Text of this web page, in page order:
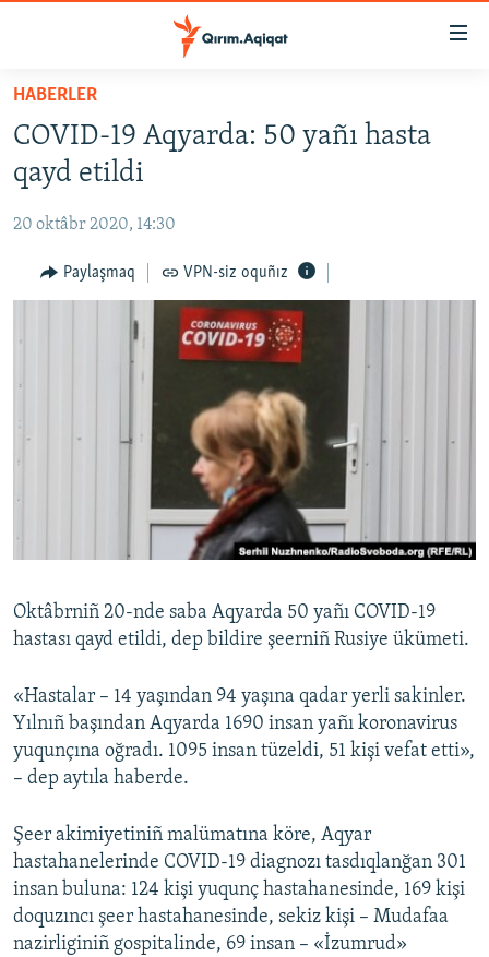
Esas
qaytmaq
Baş
navigatsiyağa
qaytmaq
qaytmaq
SİYASET
İQTİSADİYAT
CEMİYET
MEDENİYET
SÜRET
BLOGLAR
Українською
RFE/RS bütün saytları
HABERLER
COVID-19 Aqyarda: 50 yañı hasta
qayd etildi
20 oktâbr 2020, 14:30
Paylaşmaq VPN-siz oquñız
Oktâbrniñ 20-nde saba Aqyarda 50 yañı COVID-19
hastası qayd etildi, dep bildire şeerniñ Rusiye ükümeti.
«Hastalar – 14 yaşından 94 yaşına qadar yerli sakinler.
Yılnıñ başından Aqyarda 1690 insan yañı koronavirus
yuqunçına oğradı. 1095 insan tüzeldi, 51 kişi vefat etti»,
– dep aytıla haberde.
Şeer akimiyetiniñ malümatına köre, Aqyar
hastahanelerinde COVID-19 diagnozı tasdıqlanğan 301
insan buluna: 124 kişi yuqunç hastahanesinde, 169 kişi
doquzıncı şeer hastahanesinde, sekiz kişi – Mudafaa
nazirliginiñ gospitalinde, 69 insan – «İzumrud»